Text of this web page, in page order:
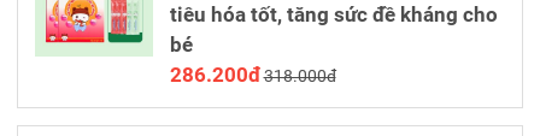
tiêu hóa tốt, tăng sức đề kháng cho
bé
286.200đ318.000đ